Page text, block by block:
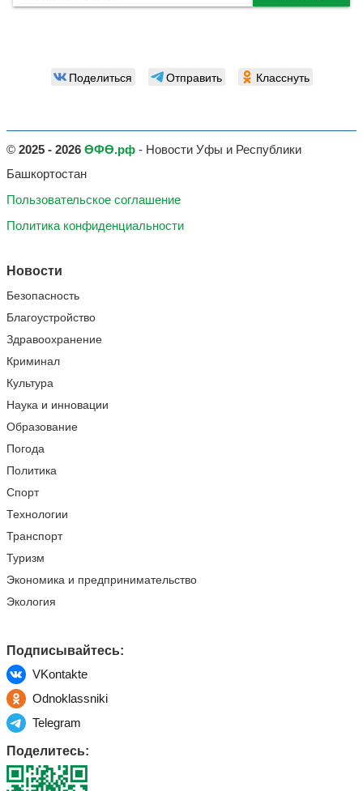
Поделиться Отправить Класснуть
© 2025 - 2026 ӨФӨ.рф - Новости Уфы и Республики
Башкортостан
Пользовательское соглашение
Политика конфиденциальности
Новости
Безопасность
Благоустройство
Здравоохранение
Криминал
Культура
Наука и инновации
Образование
Погода
Политика
Спорт
Технологии
Транспорт
Туризм
Экономика и предпринимательство
Экология
Подписывайтесь:
VKontakte
Odnoklassniki
Telegram
Поделитесь: